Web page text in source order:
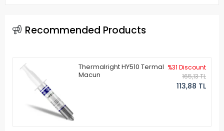
Recommended Products
Thermalright HY510 Termal
Macun
%31 Discount
165,13 TL
113,88 TL